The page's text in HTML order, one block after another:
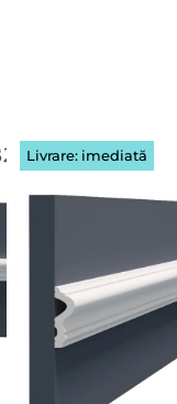
Livrare: imediată